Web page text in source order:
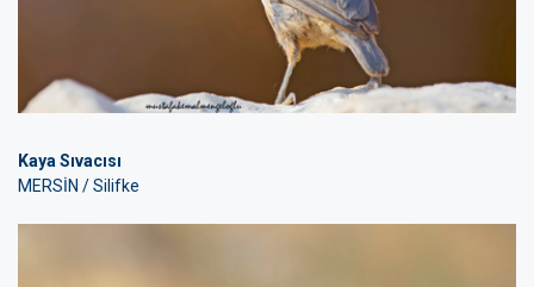
Kaya Sıvacısı
MERSİN / Silifke